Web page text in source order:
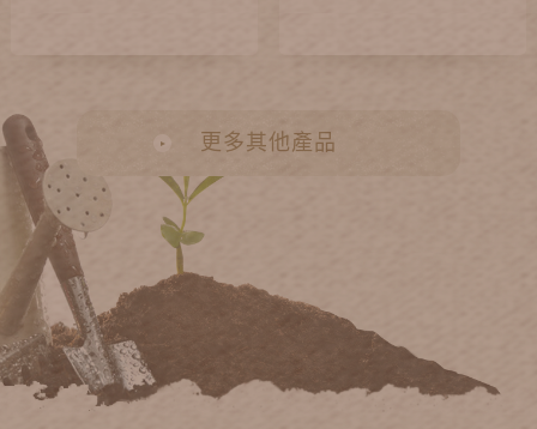
更多其他產品